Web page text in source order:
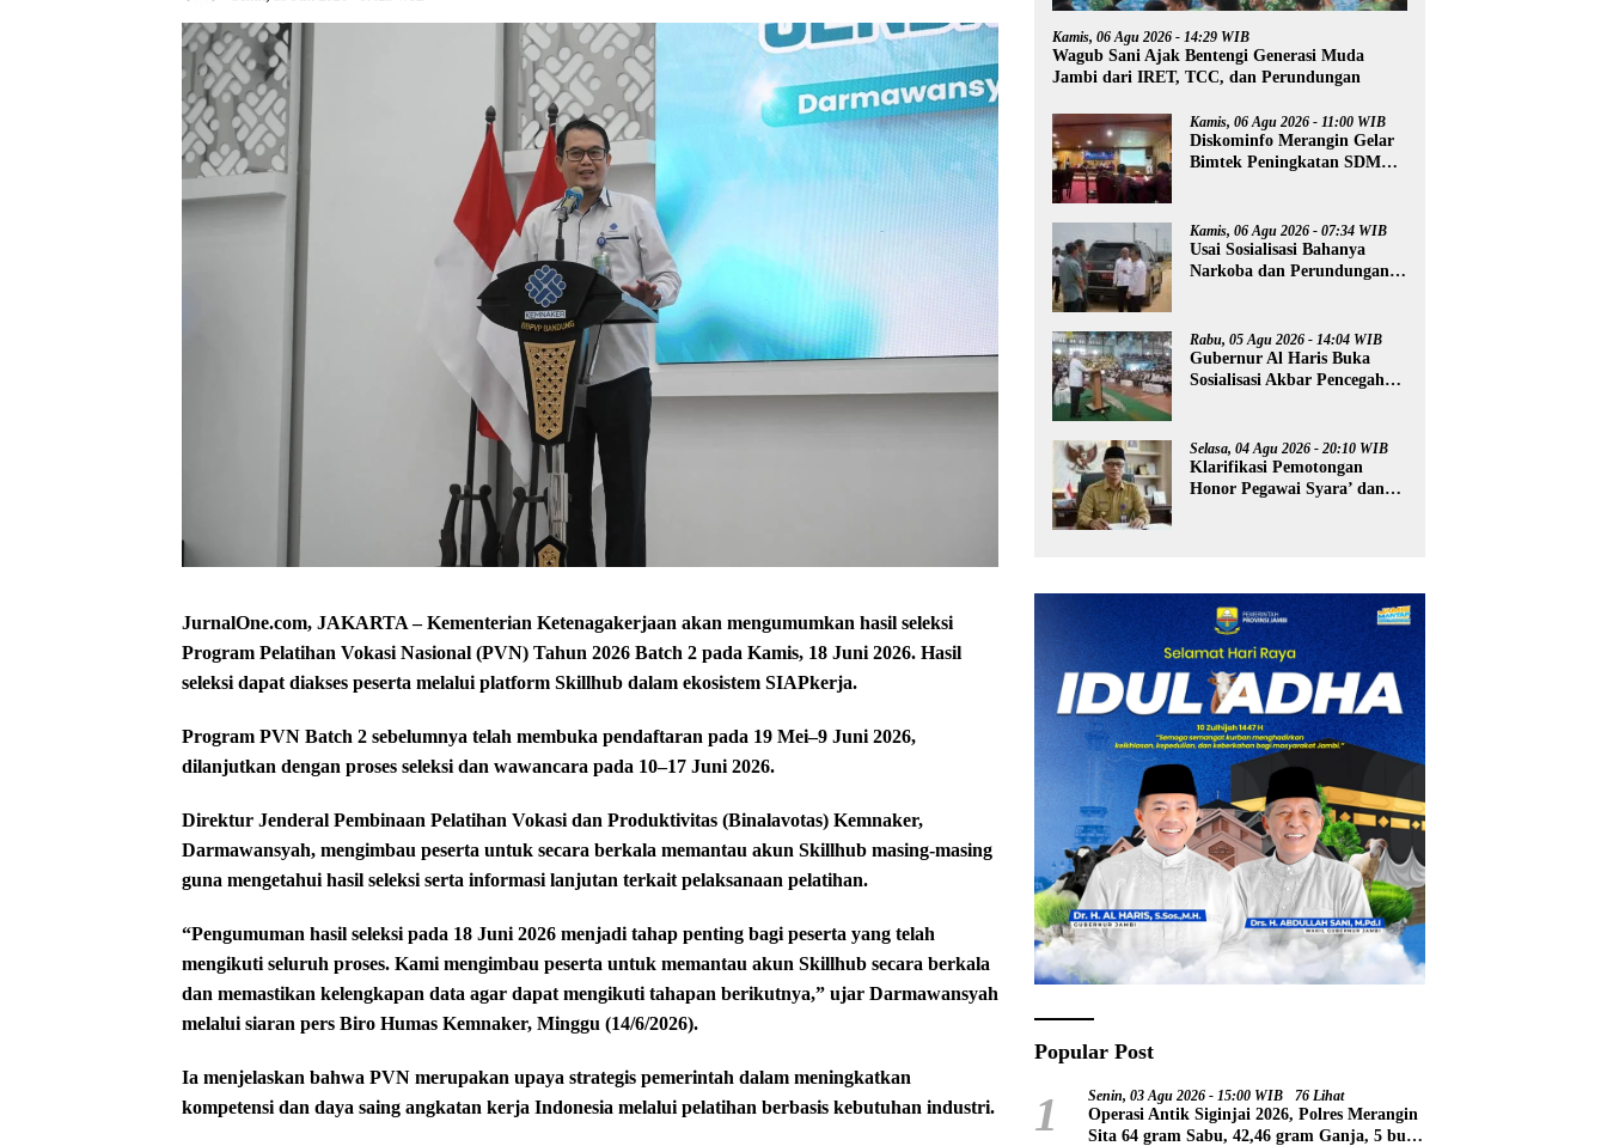
JurnalOne.com, JAKARTA – Kementerian Ketenagakerjaan akan mengumumkan hasil seleksi
Program Pelatihan Vokasi Nasional (PVN) Tahun 2026 Batch 2 pada Kamis, 18 Juni 2026. Hasil
seleksi dapat diakses peserta melalui platform Skillhub dalam ekosistem SIAPkerja.
Program PVN Batch 2 sebelumnya telah membuka pendaftaran pada 19 Mei–9 Juni 2026,
dilanjutkan dengan proses seleksi dan wawancara pada 10–17 Juni 2026.
Direktur Jenderal Pembinaan Pelatihan Vokasi dan Produktivitas (Binalavotas) Kemnaker,
Darmawansyah, mengimbau peserta untuk secara berkala memantau akun Skillhub masing-masing
guna mengetahui hasil seleksi serta informasi lanjutan terkait pelaksanaan pelatihan.
“Pengumuman hasil seleksi pada 18 Juni 2026 menjadi tahap penting bagi peserta yang telah
mengikuti seluruh proses. Kami mengimbau peserta untuk memantau akun Skillhub secara berkala
dan memastikan kelengkapan data agar dapat mengikuti tahapan berikutnya,” ujar Darmawansyah
melalui siaran pers Biro Humas Kemnaker, Minggu (14/6/2026).
Ia menjelaskan bahwa PVN merupakan upaya strategis pemerintah dalam meningkatkan
kompetensi dan daya saing angkatan kerja Indonesia melalui pelatihan berbasis kebutuhan industri.
Kamis, 06 Agu 2026 - 14:29 WIB
Wagub Sani Ajak Bentengi Generasi Muda
Jambi dari IRET, TCC, dan Perundungan
Kamis, 06 Agu 2026 - 11:00 WIB
Diskominfo Merangin Gelar
Bimtek Peningkatan SDM
Kamis, 06 Agu 2026 - 07:34 WIB
Usai Sosialisasi Bahanya
Narkoba dan Perundungan,
Rakyat
Rabu, 05 Agu 2026 - 14:04 WIB
Gubernur Al Haris Buka
Sosialisasi Akbar Pencegahan
Selasa, 04 Agu 2026 - 20:10 WIB
Klarifikasi Pemotongan
Honor Pegawai Syara’ dan
Popular Post
1 Senin, 03 Agu 2026 - 15:00 WIB 76 Lihat
Operasi Antik Siginjai 2026, Polres Merangin
Sita 64 gram Sabu, 42,46 gram Ganja, 5 butir